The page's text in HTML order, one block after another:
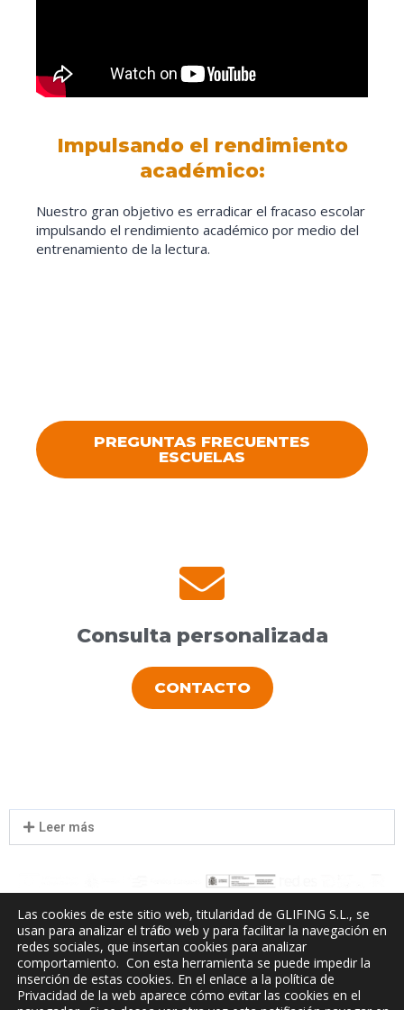
Impulsando el rendimiento
académico:
Nuestro gran objetivo es erradicar el fracaso escolar
impulsando el rendimiento académico por medio del
entrenamiento de la lectura.
PREGUNTAS FRECUENTES
ESCUELAS
Consulta personalizada
CONTACTO
Leer más
Glifing, S.L. ha participado en el Programa de Iniciación a la Exportación ICEX-Next, y ha
contado con el apoyo del ICEX, así como con la cofinanciación de Fondos europeos FEDER,
habiendo contribuido según la medida de los mismos, al crecimiento económico de esta
empresa, su región y de España en su conjunto.
Las cookies de este sitio web, titularidad de GLIFING S.L., se
usan para analizar el tráfico web y para facilitar la navegación en
redes sociales, que insertan cookies para analizar
comportamiento. Con esta herramienta se puede impedir la
inserción de estas cookies. En el enlace a la política de
Privacidad de la web aparece cómo evitar las cookies en el